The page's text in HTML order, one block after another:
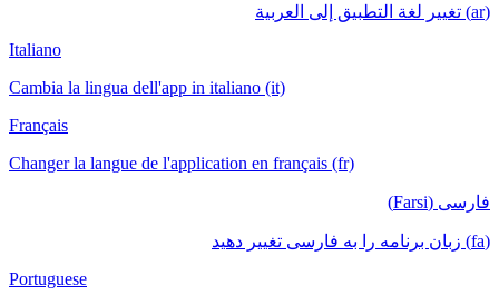
(ar) تغيير لغة التطبيق إلى العربية
Italiano
Cambia la lingua dell'app in italiano (it)
Français
Changer la langue de l'application en français (fr)
فارسی (Farsi)
(fa) زبان برنامه را به فارسی تغییر دهید
Portuguese